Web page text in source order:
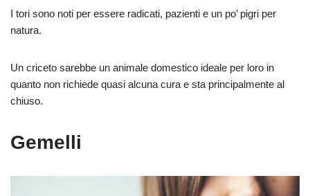
I tori sono noti per essere radicati, pazienti e un po’ pigri per
natura.
Un criceto sarebbe un animale domestico ideale per loro in
quanto non richiede quasi alcuna cura e sta principalmente al
chiuso.
Gemelli